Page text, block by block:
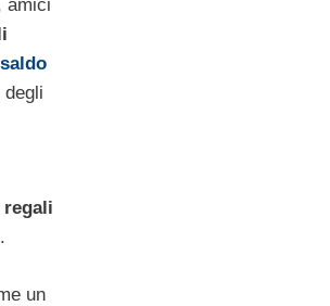
amici
saldo
regali
un